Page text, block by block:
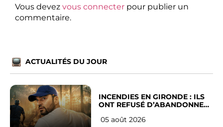
Vous devez vous connecter pour publier un
commentaire.
ACTUALITÉS DU JOUR
INCENDIES EN GIRONDE : ILS
ONT REFUSÉ D’ABANDONNER
05 août 2026